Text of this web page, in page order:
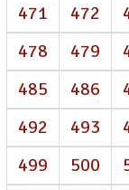
471
472
478
479
485
486
492
493
499
500